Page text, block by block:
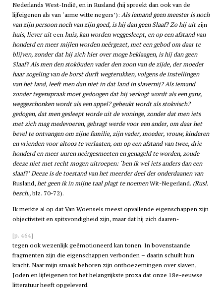
Nederlands West-Indië, en in Rusland (hij spreekt dan ook van de
lijfeigenen als van ‘arme witte negers’): Als iemand geen meester is noch
van zijn persoon noch van zijn goed, is hij dan geen Slaaf? Zo hij uitzijn
huis, liever uiteenhuis, kan worden weggesleept, en op een afstand van
honderd en meer mijlen worden neêrgezet, met een gebod om daar te
blijven, zonder dat hij zich hier over moge beklaagen, is hij dan geen
Slaaf? Als men den stoköuden vader den zoon van de zijde, der moeder
haar zogeling van de borst durft wegterukken, volgens de instellingen
van het land, leeft men dan niet in dat land in slavernij? Als iemand
zonder tegenspraak moet gedoogen dat hij verkogt wordt als een gans,
weggeschonken wordt als een appel? gebeukt wordt als stokvisch?
gedogen, dat men gesleept worde uit de woninge, zonder dat men iets
met zich mag medevoeren, gebragt werde voor een ander, om daar het
bevel te ontvangen om zijne familie, zijn vader, moeder, vrouw, kinderen
en vrienden voor altoos te verlaaten, om op een afstand van twee, drie
honderd en meer uuren neêrgesmeeten en genageld te worden, zoude
deeze niet met recht mogen uitroepen: ‘ben ik wel iets anders dan een
slaaf?’ Deeze is de toestand van het meerder deel der onderdaanen van
Rusland,het geen ik in mijne taal plagt te noemenWit-Negerland. (Rusl.
besch.,blz. 70-72).
Ik merkte al op dat Van Woensels meest opvallende eigenschappen zijn
objectiviteit en spitsvondigheid zijn, maar dat hij zich daaren-
[p. 464]
tegen ook wezenlijk geëmotioneerd kan tonen. In bovenstaande
fragmenten zijn die eigenschappen verbonden – daarin schuilt hun
kracht. Naar mijn smaak behoren zijn ontboezemingen over slaven,
Joden en lijfeigenen tot het belangrijkste proza dat onze 18e-eeuwse
litteratuur heeft opgeleverd.